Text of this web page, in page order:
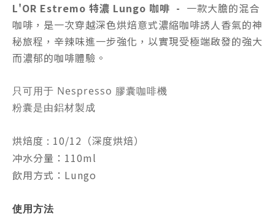
L'OR Estremo 特濃 Lungo 咖啡 - 一款大膽的混合
咖啡，是一次穿越深色烘焙意式濃縮咖啡誘人香氣的神
秘旅程，辛辣味進一步強化，以實現受極端啟發的強大
而濃郁的咖啡體驗。
只可用于 Nespresso 膠囊咖啡機
粉囊是由鋁材製成
烘焙度 : 10/12（深度烘焙）
冲水分量：110ml
飲用方式：Lungo
使用方法